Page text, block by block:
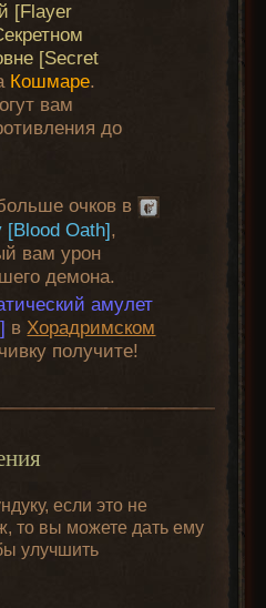
[Flayer
[Secret
Кошмаре.
вам
до
очков в
[Blood Oath],
вам урон
демона.
амулет
вХорадримском
получите!
если это не
то вы можете дать ему
улучшить